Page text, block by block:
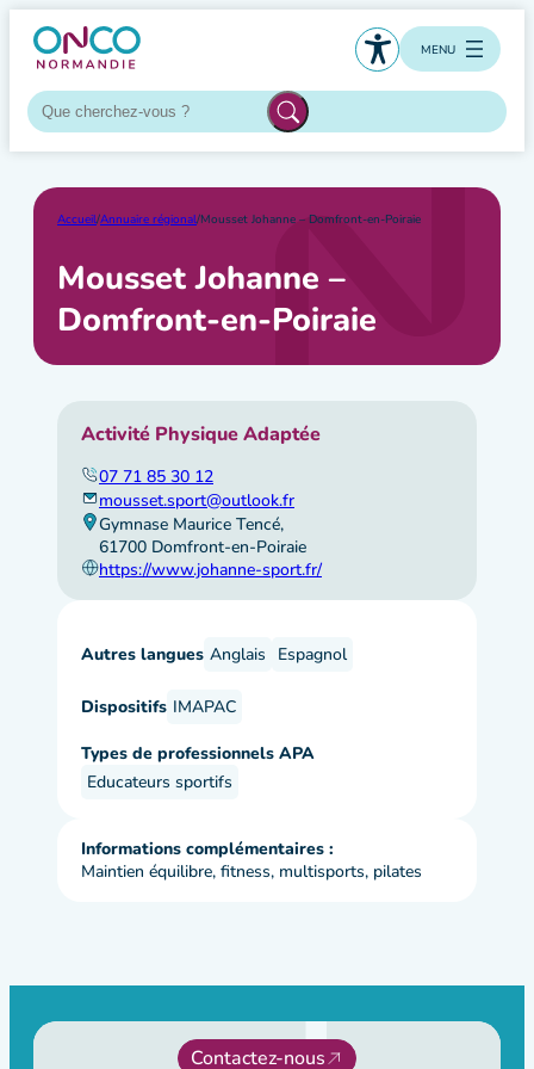
Aller
contenu
MENU
Accueil/Annuaire régional/Mousset Johanne – Domfront-en-Poiraie
Mousset Johanne –
Domfront-en-Poiraie
Activité Physique Adaptée
07 71 85 30 12
mousset.sport@outlook.fr
Gymnase Maurice Tencé,
61700 Domfront-en-Poiraie
https://www.johanne-sport.fr/
Autres langues Anglais Espagnol
Dispositifs IMAPAC
Types de professionnels APA
Educateurs sportifs
Informations complémentaires :
Maintien équilibre, fitness, multisports, pilates
Contactez-nous